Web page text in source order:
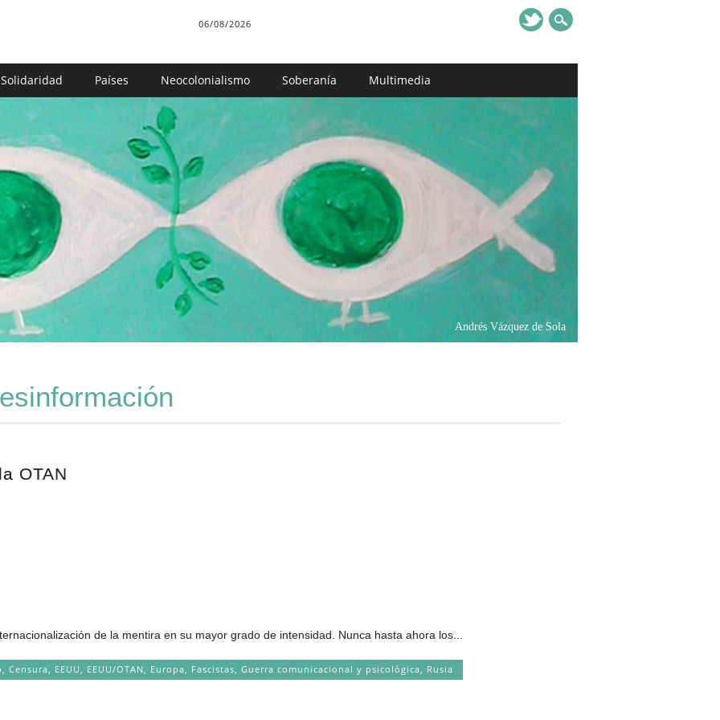
06/08/2026
Solidaridad Países Neocolonialismo Soberanía Multimedia
Andrés Vázquez de Sola
OTAN
de la mentira en su mayor grado de intensidad. Nunca hasta ahora los...
,Censura, EEUU, EEUU/OTAN, Europa, Fascistas,Guerra comunicacional y psicológica, Rusia